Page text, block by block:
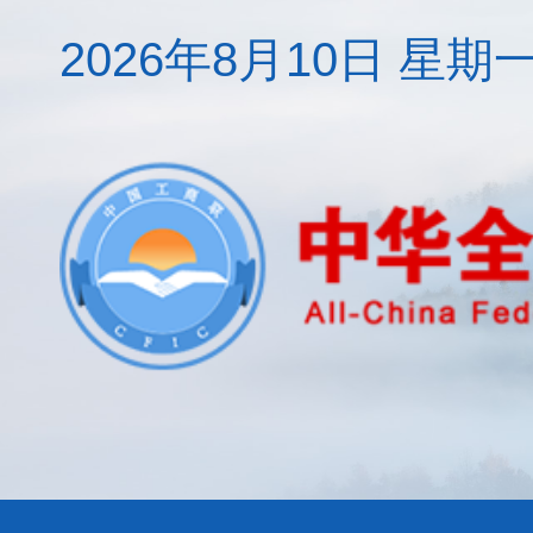
2026年8月10日 星期